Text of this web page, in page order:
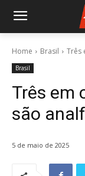
Home Brasil Três
Brasil
Três em
são
5 de maio de 2025